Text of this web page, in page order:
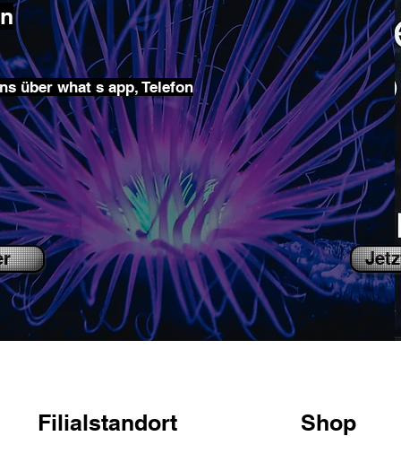
über what s app, Telefon
Filialstandort Shop